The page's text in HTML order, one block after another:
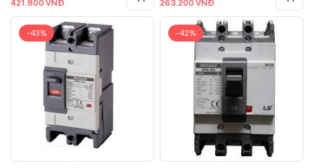
421.800 VNĐ
263.200 VNĐ
-43% -42%